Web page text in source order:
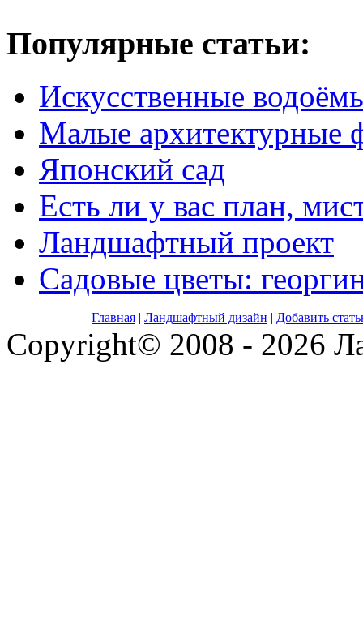
Популярные статьи:
Искусственные
Малые архитектурные
Японский сад
Есть ли у вас план,
Ландшафтный проект
Садовые цветы:
Главная | Ландшафтный дизайн | Добавить
Copyright© 2008 - 2026